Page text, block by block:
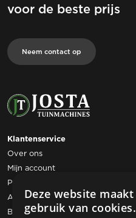
voor de beste prijs
Neem contact op
Klantenservice
Over ons
Mijn account
Privacy statement
Algemene voorwaarden
Bestelling retourneren
Deze website maakt
gebruik van cookies.